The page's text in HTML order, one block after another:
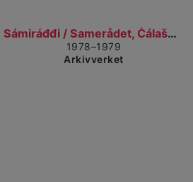
Sámiráđđi / Samerådet, Čálašeapmi, áššebáhpirat /...
Gå til
1978–1979
Arkivverket